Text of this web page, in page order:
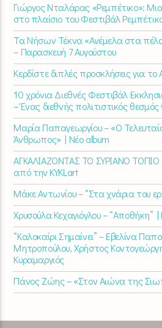
Γιώργος Νταλάρας «Ρεμπέτικο»:
στο πλαίσιο του Φεστιβάλ
Τα Νήσων Τέκνα «Ανέμελα στα
– Παρασκευή 7 Αυγούστου
Κερδίστε διπλές προσκλήσεις για
10 χρόνια Διεθνές Φεστιβάλ
– Ένας διεθνής πολιτιστικός
Μαρία Παπαγεωργίου – «Ο
Άνθρωπος» | Νέο album
ΑΓΚΑΛΙΑΖΟΝΤΑΣ ΤΟ ΣΥΡΙΑΝΟ ΤΟΠΙΟ
από την KYKLart
Μάκε Αντωνίου – “Στα χνάρια του
Χρυσούλα Κεχαγιόγλου – “Αποθήκη”
“Καλοκαίρι Σημαίνει” – Εβελίνα
Μητροπούλου, Χρήστος
Κυραμαργιός
Πάνος Ζώης – «Στον Αιώνα της